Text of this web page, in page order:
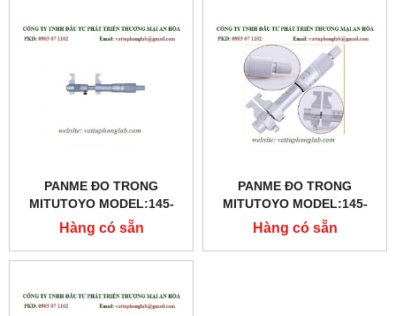
PANME ĐO TRONG
MITUTOYO MODEL:145-
187
Hàng có sẵn
PANME ĐO TRONG
MITUTOYO MODEL:145-
186
Hàng có sẵn